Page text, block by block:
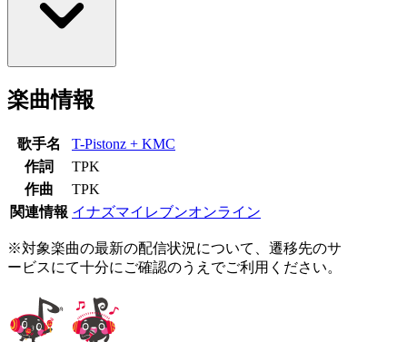
楽曲情報
歌手名
T-Pistonz + KMC
作詞
TPK
作曲
TPK
関連情報 イナズマイレブンオンライン
※対象楽曲の最新の配信状況について、遷移先のサ
ービスにて十分にご確認のうえでご利用ください。